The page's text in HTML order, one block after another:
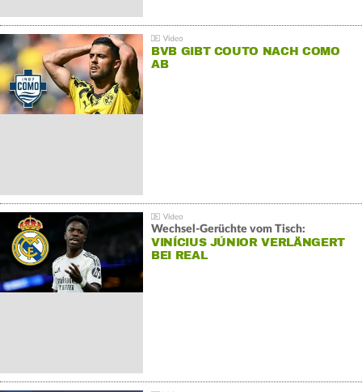
BVB GIBT COUTO NACH COMO
AB
Wechsel-Gerüchte vom Tisch:
VINÍCIUS JÚNIOR VERLÄNGERT
BEI REAL